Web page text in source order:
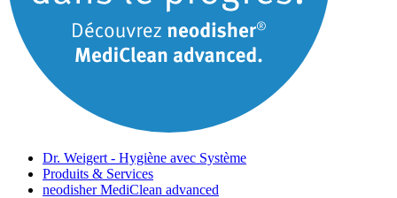
Dr. Weigert - Hygiène avec Système
Produits & Services
neodisher MediClean advanced